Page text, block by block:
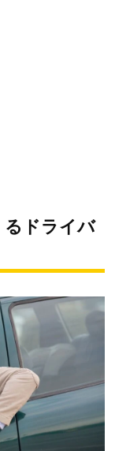
るドライバ